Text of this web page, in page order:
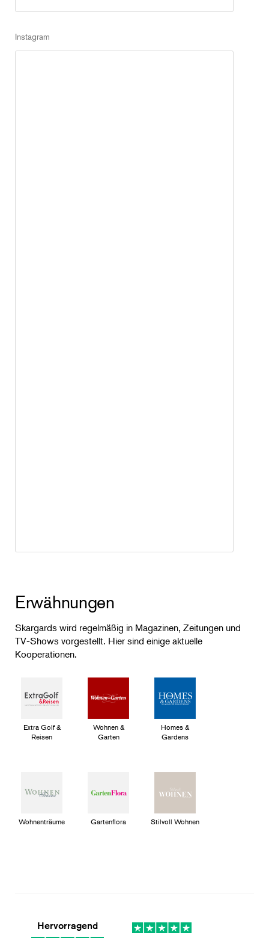
Instagram
Erwähnungen
Skargards wird regelmäßig in Magazinen, Zeitungen und
TV-Shows vorgestellt. Hier sind einige aktuelle
Kooperationen.
Extra Golf &
Reisen
Wohnen &
Garten
Homes &
Gardens
Wohnenträume Gartenflora Stilvoll Wohnen
Hervorragend